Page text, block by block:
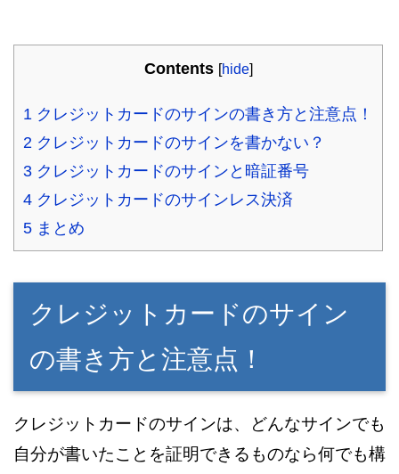
Contents [hide]
1 クレジットカードのサインの書き方と注意点！
2 クレジットカードのサインを書かない？
3 クレジットカードのサインと暗証番号
4 クレジットカードのサインレス決済
5 まとめ
クレジットカードのサイン
の書き方と注意点！
クレジットカードのサインは、どんなサインでも
自分が書いたことを証明できるものなら何でも構